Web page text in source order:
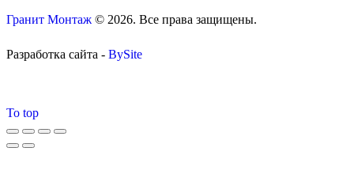
Гранит Монтаж © 2026. Все права защищены.
Разработка сайта - BySite
To top